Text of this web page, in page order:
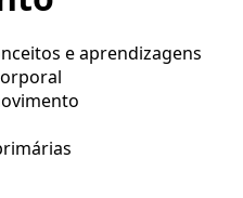
e aprendizagens